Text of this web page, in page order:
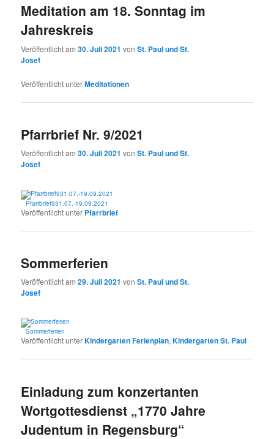
Meditation am 18. Sonntag im
Jahreskreis
Veröffentlicht am30. Juli 2021 vonSt. Paul und St.
Josef
Veröffentlicht unterMeditationen
Pfarrbrief Nr. 9/2021
Veröffentlicht am30. Juli 2021 vonSt. Paul und St.
Josef
Pfarrbrief931.07.-19.09.2021
Veröffentlicht unter Pfarrbrief
Sommerferien
Veröffentlicht am29. Juli 2021 vonSt. Paul und St.
Josef
Sommerferien
Veröffentlicht unterKindergarten Ferienplan,Kindergarten St. Paul
Einladung zum konzertanten
Wortgottesdienst „1770 Jahre
Judentum in Regensburg“